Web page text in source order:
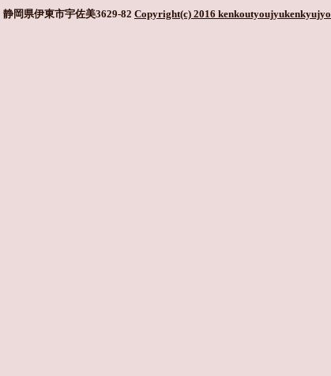
岡県伊東市宇佐美3629-82 Copyright(c) 2016 kenkoutyoujyukenkyujyo